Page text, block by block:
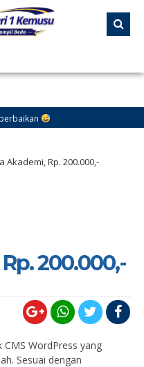
Akademi, Rp. 200.000,-
200.000,-
WordPress yang
Sesuai dengan